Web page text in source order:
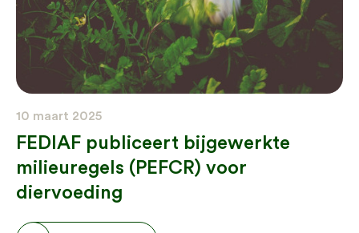
10 maart 2025
FEDIAF publiceert bijgewerkte
milieuregels (PEFCR) voor
diervoeding